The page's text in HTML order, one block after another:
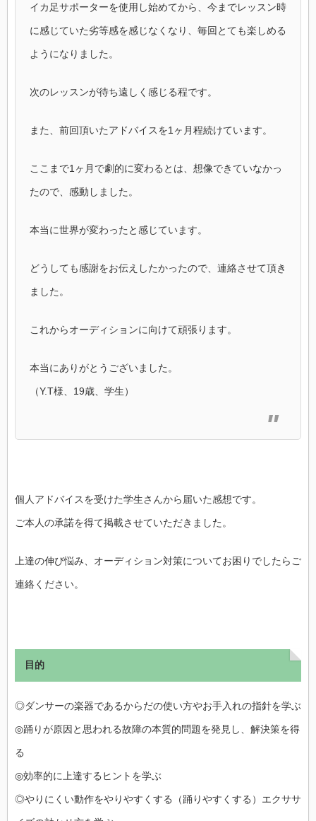
イカ足サポーターを使用し始めてから、今までレッスン時
に感じていた劣等感を感じなくなり、毎回とても楽しめる
ようになりました。
次のレッスンが待ち遠しく感じる程です。
また、前回頂いたアドバイスを1ヶ月程続けています。
ここまで1ヶ月で劇的に変わるとは、想像できていなかっ
たので、感動しました。
本当に世界が変わったと感じています。
どうしても感謝をお伝えしたかったので、連絡させて頂き
ました。
これからオーディションに向けて頑張ります。
本当にありがとうございました。
（Y.T様、19歳、学生）
個人アドバイスを受けた学生さんから届いた感想です。
ご本人の承諾を得て掲載させていただきました。
上達の伸び悩み、オーディション対策についてお困りでしたらご
連絡ください。
目的
◎ダンサーの楽器であるからだの使い方やお手入れの指針を学ぶ
◎踊りが原因と思われる故障の本質的問題を発見し、解決策を得
る
◎効率的に上達するヒントを学ぶ
◎やりにくい動作をやりやすくする（踊りやすくする）エクササ